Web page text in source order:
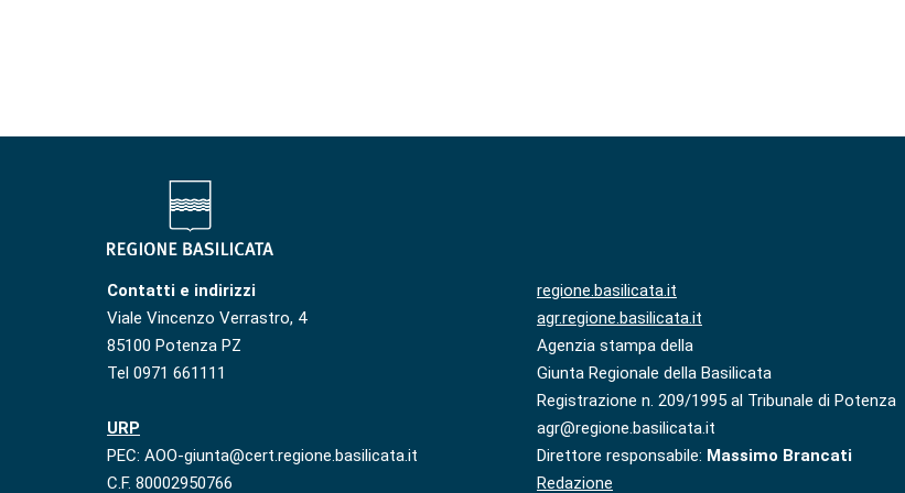
Contatti e indirizzi
Viale Vincenzo Verrastro, 4
85100 Potenza PZ
Tel 0971 661111
URP
PEC: AOO-giunta@cert.regione.basilicata.it
C.F. 80002950766
regione.basilicata.it
agr.regione.basilicata.it
Agenzia stampa della
Giunta Regionale della Basilicata
Registrazione n. 209/1995 al Tribunale di Potenza
agr@regione.basilicata.it
Direttore responsabile: Massimo Brancati
Redazione